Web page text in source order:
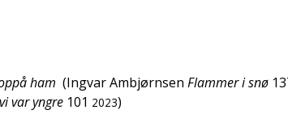
ham (Ingvar Ambjørnsen Flammer i snø
var yngre 101 2023)